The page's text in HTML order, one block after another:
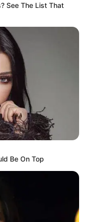
el lugar
407 dosis de
celulares, dos
de 2 mil empaques
droga.
entre los capturados
“el Cabeza”,
y “Lorenza”, varios
quienes
de las
de entornos
ocho puntos fijos de
See The List That
Be On Top